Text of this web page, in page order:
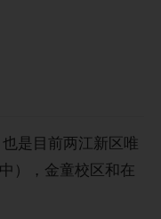
是目前两江新区唯
），金童校区和在